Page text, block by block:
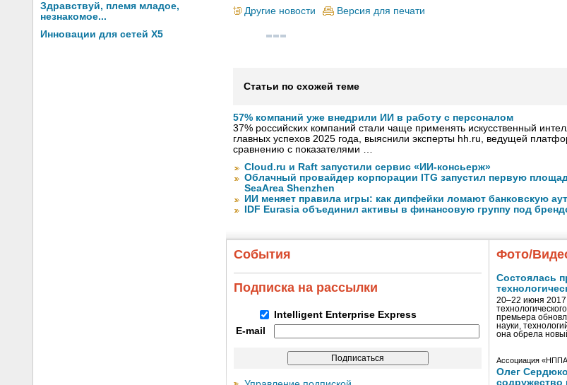
Здравствуй, племя младое,
незнакомое...
Инновации для сетей X5
Другие новости Версия для печати
Статьи по схожей теме
57% компаний уже внедрили ИИ в работу с персоналом
37% российских компаний стали чаще применять искусственный
главных успехов 2025 года, выяснили эксперты hh.ru, ведущей
сравнению с показателями …
Cloud.ru и Raft запустили сервис «ИИ-консьерж»
Облачный провайдер корпорации ITG запустил первую
SeaArea Shenzhen
ИИ меняет правила игры: как дипфейки ломают банковскую
IDF Eurasia объединил активы в финансовую группу под
События
Подписка на рассылки
Intelligent Enterprise Express
E-mail
Фото/
Состоялась
20–22 июня 2017
премьера
науки,
она обрела
Ассоциация
Олег
содружество